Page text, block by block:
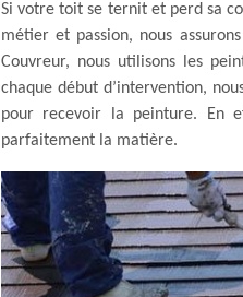
Si votre toit se ternit et perd sa
métier et passion, nous
Couvreur, nous utilisons les
chaque début d’intervention,
pour recevoir la peinture. En
parfaitement la matière.